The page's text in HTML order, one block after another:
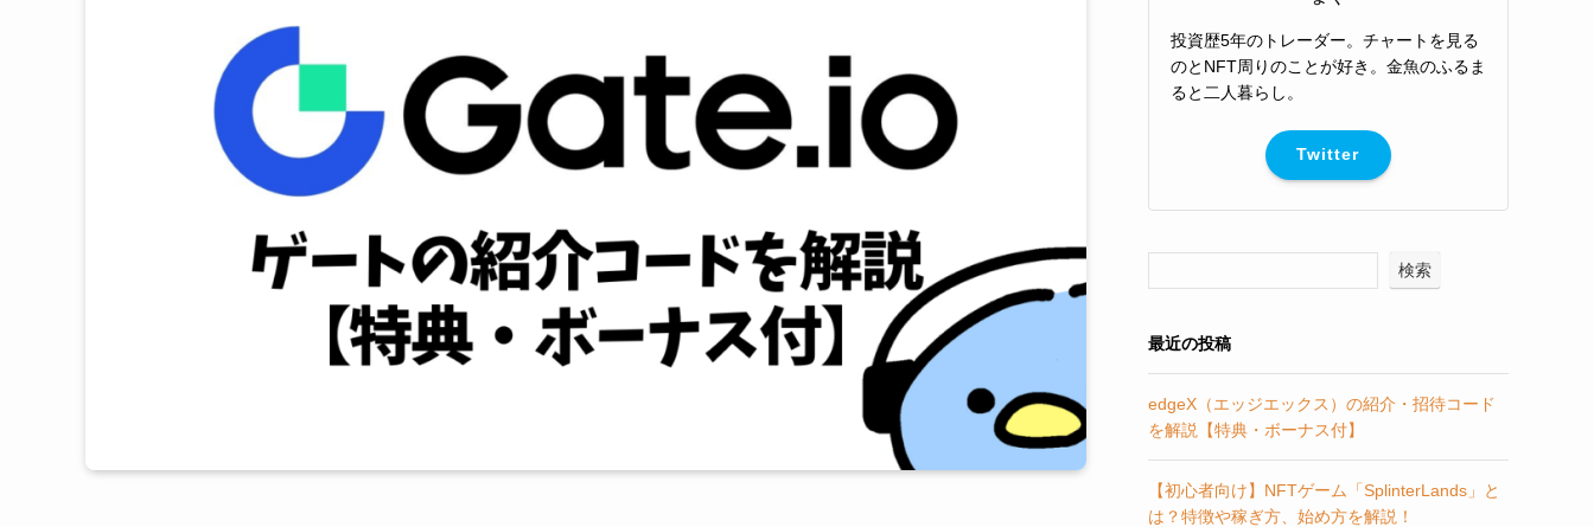
投資歴5年のトレーダー。チャートを見る
のとNFT周りのことが好き。金魚のふるま
ると二人暮らし。
Twitter
検索
最近の投稿
edgeX（エッジエックス）の紹介・招待コード
を解説【特典・ボーナス付】
【初心者向け】NFTゲーム「SplinterLands」と
は？特徴や稼ぎ方、始め方を解説！